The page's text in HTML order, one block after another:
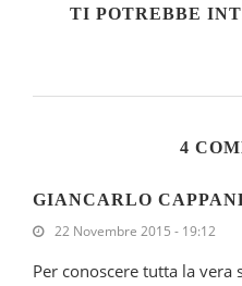
TI POTREBBE
4
GIANCARLO
22 Novembre 2015 - 19:12
Per conoscere tutta la